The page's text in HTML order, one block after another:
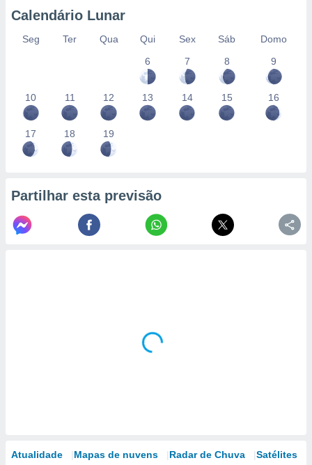
Calendário Lunar
Seg Ter Qua Qui Sex Sáb
Domo
6
7 8 9
10 11 12 13 14 15 16
17 18 19
Partilhar esta previsão
Atualidade Mapas de nuvens Radar de Chuva Satélites